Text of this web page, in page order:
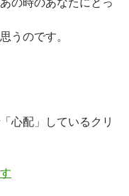
うのです。
心配」しているクリ